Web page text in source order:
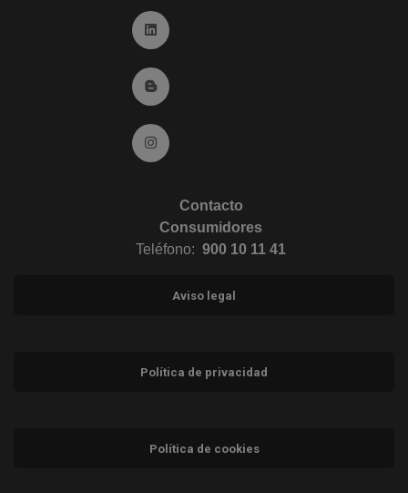
Ir a Linkedin (abre en ventana nueva)
Ir al Blog (abre en ventana nueva)
Ir a Instagram (abre en ventana nueva)
Contacto
Consumidores
Teléfono: 900 10 11 41
Aviso legal
Política de privacidad
Política de cookies